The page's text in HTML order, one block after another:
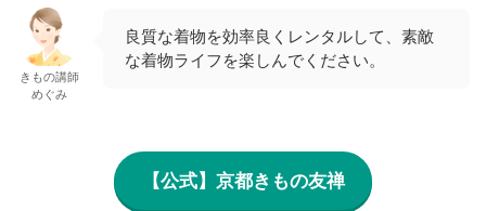
きもの講師
めぐみ
良質な着物を効率良くレンタルして、素敵
な着物ライフを楽しんでください。
【公式】京都きもの友禅